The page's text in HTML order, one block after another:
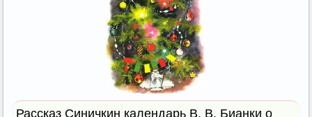
Рассказ Синичкин календарь В. В. Бианки о